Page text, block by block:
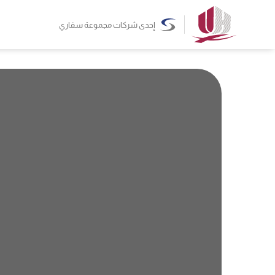
إحدى شركات مجموعة سفاري